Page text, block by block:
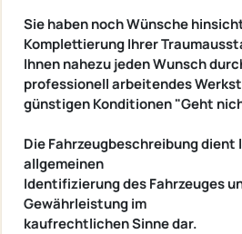
Sie haben noch Wünsche
Komplettierung Ihrer
Ihnen nahezu jeden Wunsch
professionell arbeitendes
günstigen Konditionen "Geht
Die Fahrzeugbeschreibung dient
allgemeinen
Identifizierung des Fahrzeuges
Gewährleistung im
kaufrechtlichen Sinne dar.